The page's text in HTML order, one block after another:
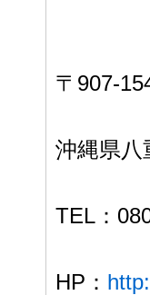
〒907-
沖縄県八
TEL：
HP：